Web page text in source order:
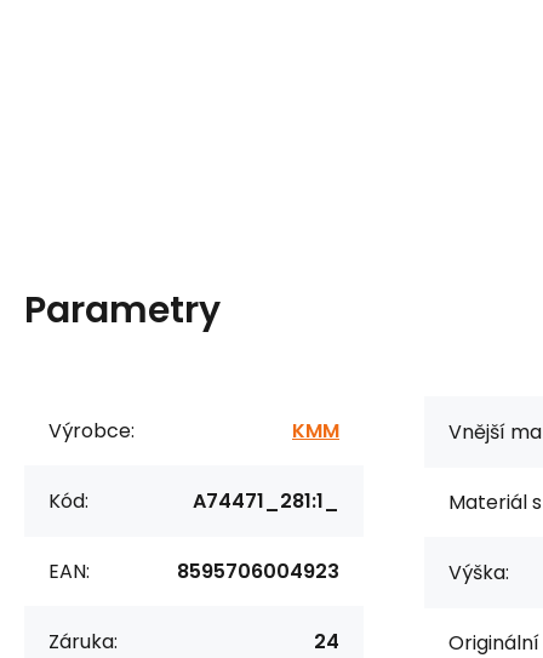
Parametry
Výrobce: KMM
Kód: A74471_281:1_
EAN: 8595706004923
Záruka: 24
Vnější
Materiál
Výška: